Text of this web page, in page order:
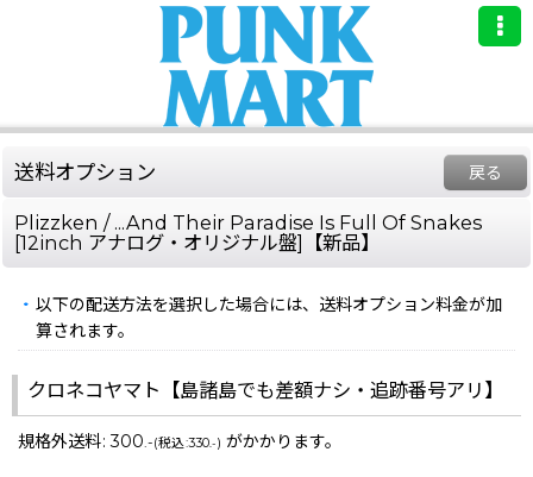
送料オプション 戻る
Plizzken / ...And Their Paradise Is Full Of Snakes
[12inch アナログ・オリジナル盤]【新品】
以下の配送方法を選択した場合には、送料オプション料金が加
算されます。
クロネコヤマト【島諸島でも差額ナシ・追跡番号アリ】
規格外送料: 300.-(税込:330.-) がかかります。